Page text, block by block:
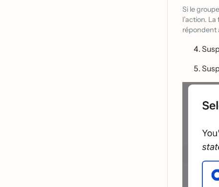
Si le
l’action.
répondent